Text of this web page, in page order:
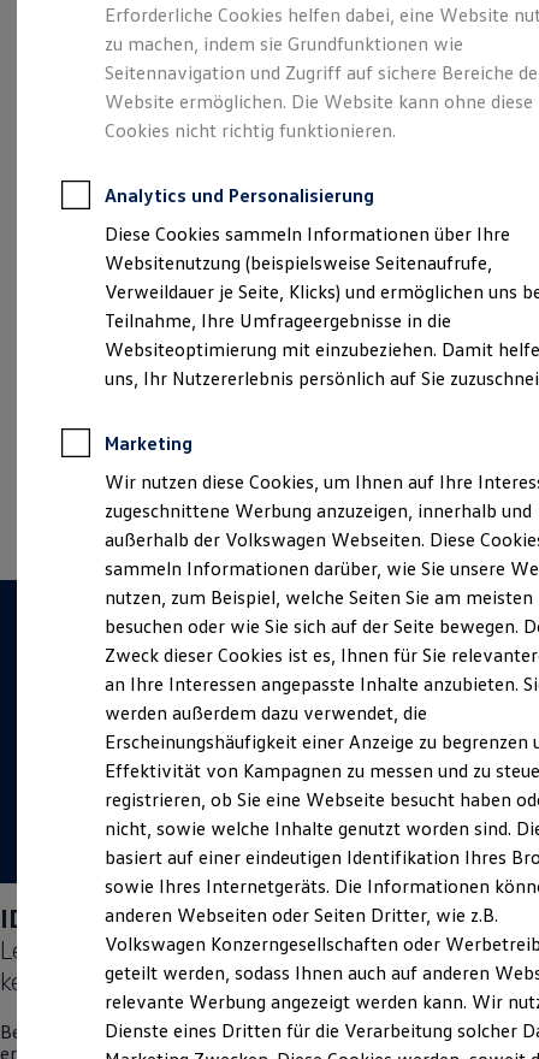
Leasing
Leasing-Angebote
Gebrauchtwagen Leasing
Junge Gebrauchtwagen-Leasing
Elektroauto Leasing
Kleinwagen-Leasing
Leasing ohne Anzahlung
Autokredit mit Schlussrate
Versicherungen und Garantien
Kfz-Versicherung
Restschuldversicherungen
Garantien
Wartungsverträge
Geschäftskunden
Professional Class bei Volkswagen
Großkunden
Behörden
Anpfiff zum Gewinn
Elektroautos
ID. Tutorials
Der neue ID. Polo
Der ID.4
Der ID.4 GTX
Der ID.5 GTX
Der ID.7 GTX
Der ID.7 Tourer
Der ID.7 GTX Tourer
Der neue ID. Cross
Elektrofahrzeugkonzepte
ID. EVERY1
Reichweite
Reichweite der ID. Modelle
Reichweite im Winter
Rekuperation
Laden unterwegs
Laden Zuhause
Ladestationen finden
Ladezeitensimulator
Batterie
Sicherheit
Garantie und Lebensdauer
Eine Spur Extra. Der
neue vollelektrische
ID. Polo
ID. Polo
Days am 05.09.2026:
Lernen Sie den neuen vollelektrischen ID. Polo
kennen.
Besuchen Sie uns am 05. September vor Ort in Mainburg und
erleben Sie einen Tag voller Freude, Spaß und Überraschungen.
Erforderliche Cookies helfen dabei, eine Website
zu machen, indem sie Grundfunktionen wie
Seitennavigation und Zugriff auf sichere Bereiche
Website ermöglichen. Die Website kann ohne diese
Cookies nicht richtig funktionieren.
Analytics und Personalisierung
Diese Cookies sammeln Informationen über Ihre
Websitenutzung (beispielsweise Seitenaufrufe,
Verweildauer je Seite, Klicks) und ermöglichen uns
Teilnahme, Ihre Umfrageergebnisse in die
Websiteoptimierung mit einzubeziehen. Damit
uns, Ihr Nutzererlebnis persönlich auf Sie
Marketing
Wir nutzen diese Cookies, um Ihnen auf Ihre
zugeschnittene Werbung anzuzeigen, innerhalb und
außerhalb der Volkswagen Webseiten. Diese
sammeln Informationen darüber, wie Sie unsere
nutzen, zum Beispiel, welche Seiten Sie am meisten
besuchen oder wie Sie sich auf der Seite bewegen.
Zweck dieser Cookies ist es, Ihnen für Sie
an Ihre Interessen angepasste Inhalte anzubieten.
werden außerdem dazu verwendet, die
Erscheinungshäufigkeit einer Anzeige zu begrenzen
Effektivität von Kampagnen zu messen und zu
registrieren, ob Sie eine Webseite besucht haben
nicht, sowie welche Inhalte genutzt worden sind.
basiert auf einer eindeutigen Identifikation Ihres
sowie Ihres Internetgeräts. Die Informationen
anderen Webseiten oder Seiten Dritter, wie z.B.
Volkswagen Konzerngesellschaften oder
geteilt werden, sodass Ihnen auch auf anderen
relevante Werbung angezeigt werden kann. Wir
Dienste eines Dritten für die Verarbeitung solcher